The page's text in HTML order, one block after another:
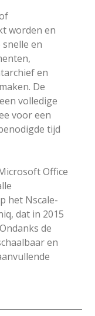
worden en
en
en
De
volledige
voor een
tijd
Office
het Nscale-
dat in 2015
de
en